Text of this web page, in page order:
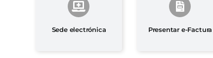
Sede electrónica Presentar e-Factura